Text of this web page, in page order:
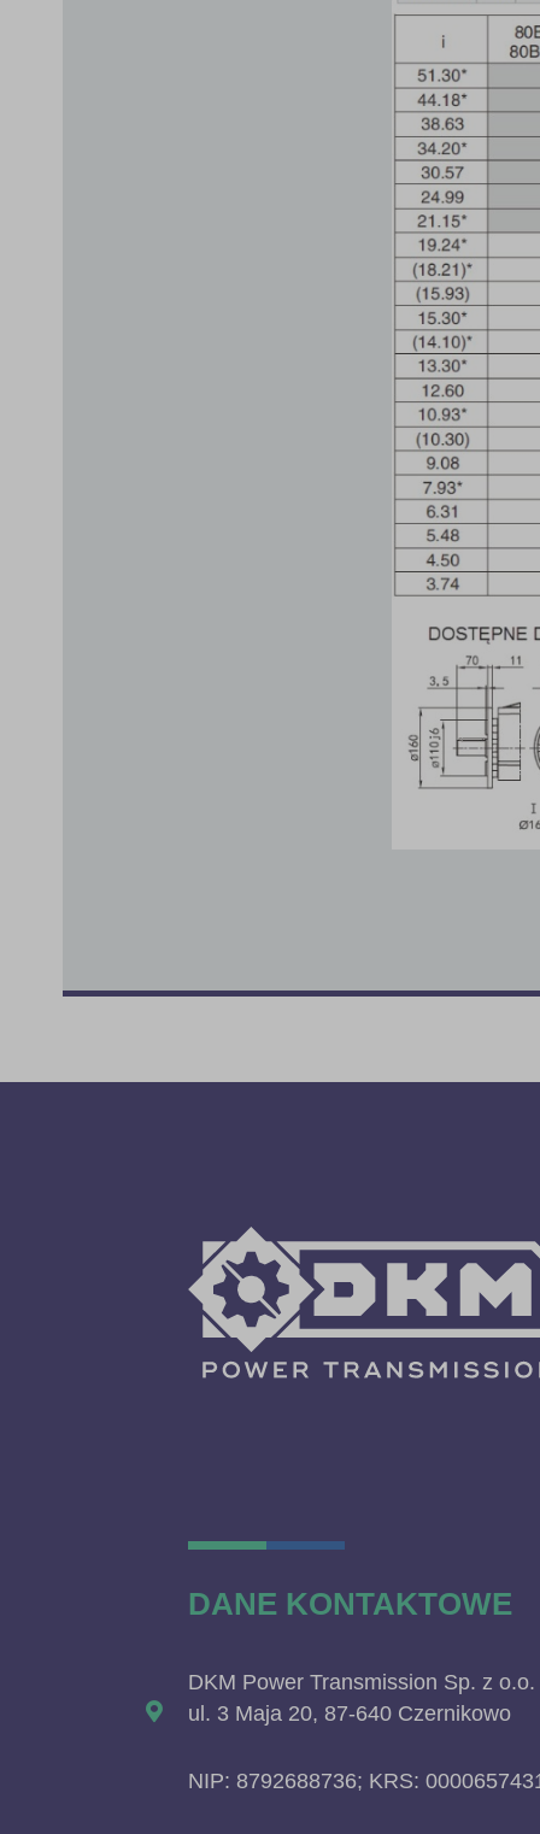
DANE KONTAKTOWE
DKM Power Transmission Sp. z o.o.
ul. 3 Maja 20, 87-640 Czernikowo
NIP: 8792688736; KRS: